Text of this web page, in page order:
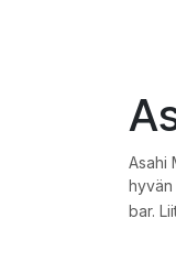
Asahi
bar.